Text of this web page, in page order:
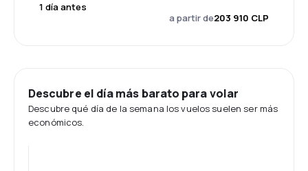
1 día antes
a partir de203 910 CLP
Descubre el día más barato para volar
Descubre qué día de la semana los vuelos suelen ser más
económicos.